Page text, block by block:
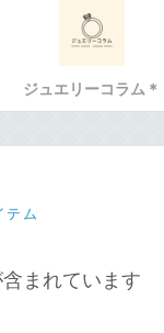
ジュエリーコラム＊
テム
まれています